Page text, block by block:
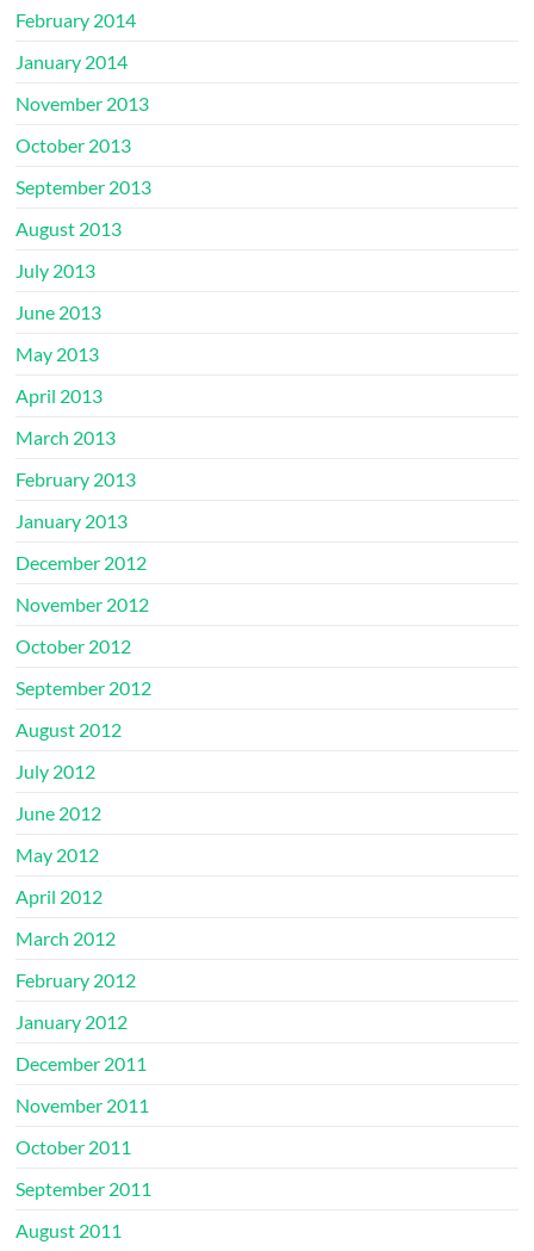
February 2014
January 2014
November 2013
October 2013
September 2013
August 2013
July 2013
June 2013
May 2013
April 2013
March 2013
February 2013
January 2013
December 2012
November 2012
October 2012
September 2012
August 2012
July 2012
June 2012
May 2012
April 2012
March 2012
February 2012
January 2012
December 2011
November 2011
October 2011
September 2011
August 2011